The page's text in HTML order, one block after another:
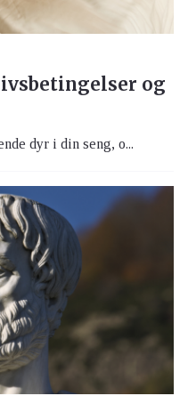
og
dyr i din seng, o...